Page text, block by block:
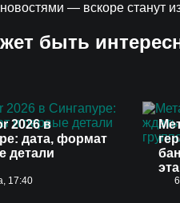
— вскоре станут
быть
2026 в
дата, формат
детали
17:40